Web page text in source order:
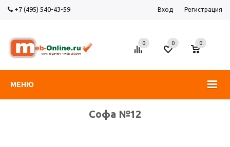
+7 (495) 540-43-59 Вход Регистрация
МЕНЮ
0 0
0
Софа №12